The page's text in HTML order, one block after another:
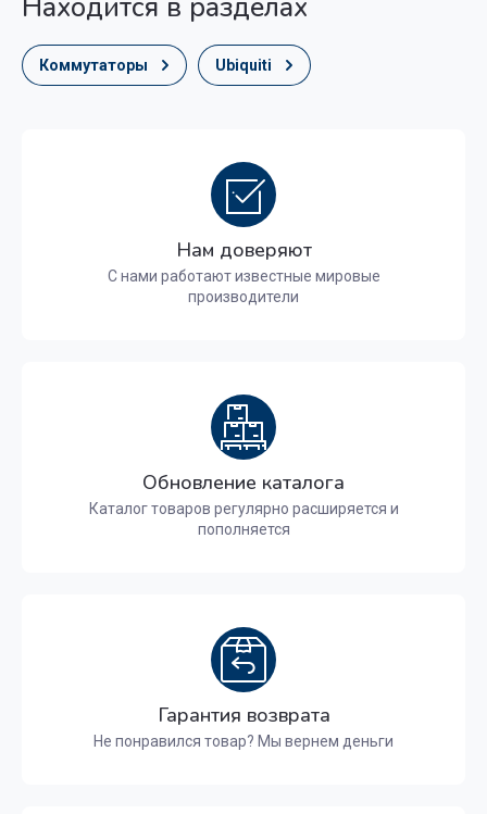
Коммутаторы Ubiquiti
Нам доверяют
С нами работают известные мировые
производители
Обновление каталога
Каталог товаров регулярно расширяется и
пополняется
Гарантия возврата
Не понравился товар? Мы вернем деньги